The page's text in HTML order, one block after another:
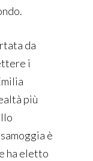
da
i
più
è
ha eletto